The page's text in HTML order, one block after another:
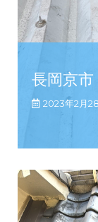
長岡京
2023年2月